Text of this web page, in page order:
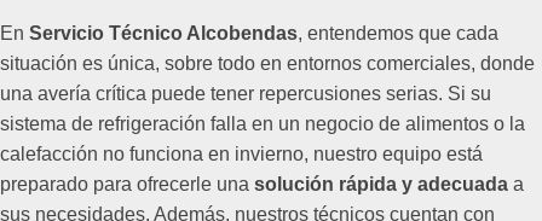
En Servicio Técnico Alcobendas, entendemos que cada
situación es única, sobre todo en entornos comerciales, donde
una avería crítica puede tener repercusiones serias. Si su
sistema de refrigeración falla en un negocio de alimentos o la
calefacción no funciona en invierno, nuestro equipo está
preparado para ofrecerle una solución rápida y adecuada a
sus necesidades. Además, nuestros técnicos cuentan con